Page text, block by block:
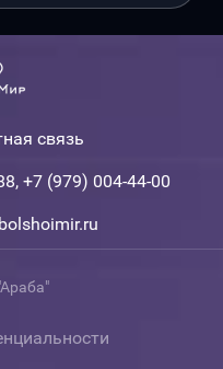
связь
+7 (979) 004-44-00